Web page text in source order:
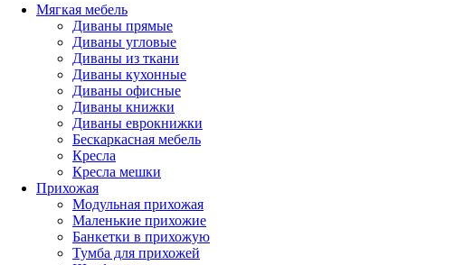
Мягкая мебель
Диваны прямые
Диваны угловые
Диваны из ткани
Диваны кухонные
Диваны офисные
Диваны книжки
Диваны еврокнижки
Бескаркасная мебель
Кресла
Кресла мешки
Прихожая
Модульная прихожая
Маленькие прихожие
Банкетки в прихожую
Тумба для прихожей